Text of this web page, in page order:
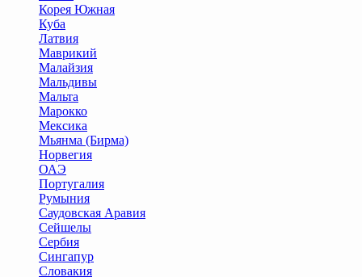
Корея Южная
Куба
Латвия
Маврикий
Малайзия
Мальдивы
Мальта
Марокко
Мексика
Мьянма (Бирма)
Норвегия
ОАЭ
Португалия
Румыния
Саудовская Аравия
Сейшелы
Сербия
Сингапур
Словакия